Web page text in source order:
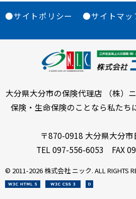
●サイトポリシー ●サイトマッ
大分県大分市の保険代理店 （株）
保険・生命保険のことなら私たち
〒870-0918 大分県大分市
TEL 097-556-6053 FAX
© 2011-2026 株式会社 ニック. ALL RIGHTS